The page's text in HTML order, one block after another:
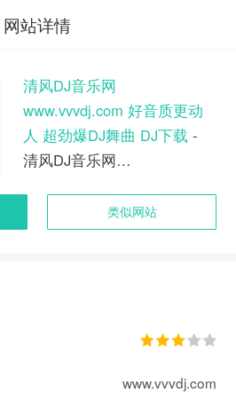
网站详情
清风DJ音乐网
www.vvvdj.com 好音质更动
人 超劲爆DJ舞曲 DJ下载 -
清风DJ音乐网
人 超劲爆DJ舞曲 DJ下载
类似网站
www.vvvdj.com